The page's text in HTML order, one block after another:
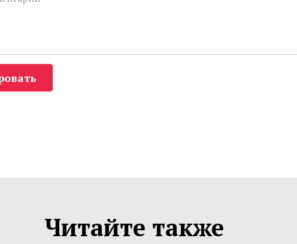
Читайте также